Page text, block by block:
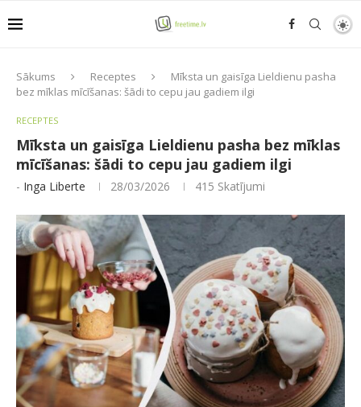
Sākums Receptes
Mīksta un gaisīga Lieldienu pasha
bez mīklas mīcīšanas: šādi to cepu jau gadiem ilgi
RECEPTES
Mīksta un gaisīga Lieldienu pasha bez mīklas
mīcīšanas: šādi to cepu jau gadiem ilgi
- Inga Liberte 28/03/2026 415 Skatījumi